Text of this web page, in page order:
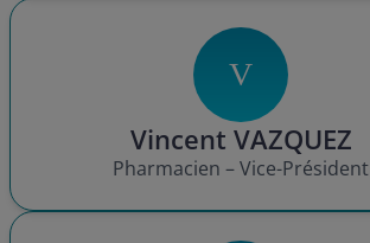
V
Vincent VAZQUEZ
Pharmacien – Vice-Président